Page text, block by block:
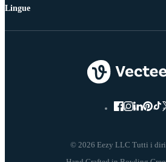
© 2026 Eezy LLC Tutti i
Lingue